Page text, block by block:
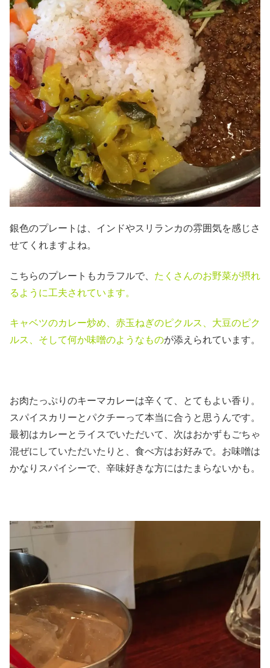
銀色のプレートは、インドやスリランカの雰囲気を感じさ
せてくれますよね。
こちらのプレートもカラフルで、 たくさんのお野菜が摂れ
るように工夫されています。
キャベツのカレー炒め、赤玉ねぎのピクルス、大豆のピク
ルス、そして何か味噌のようなものが添えられています。
お肉たっぷりのキーマカレーは辛くて、とてもよい香り。
スパイスカリーとパクチーって本当に合うと思うんです。
最初はカレーとライスでいただいて、次はおかずもごちゃ
混ぜにしていただいたりと、食べ方はお好みで。お味噌は
かなりスパイシーで、辛味好きな方にはたまらないかも。